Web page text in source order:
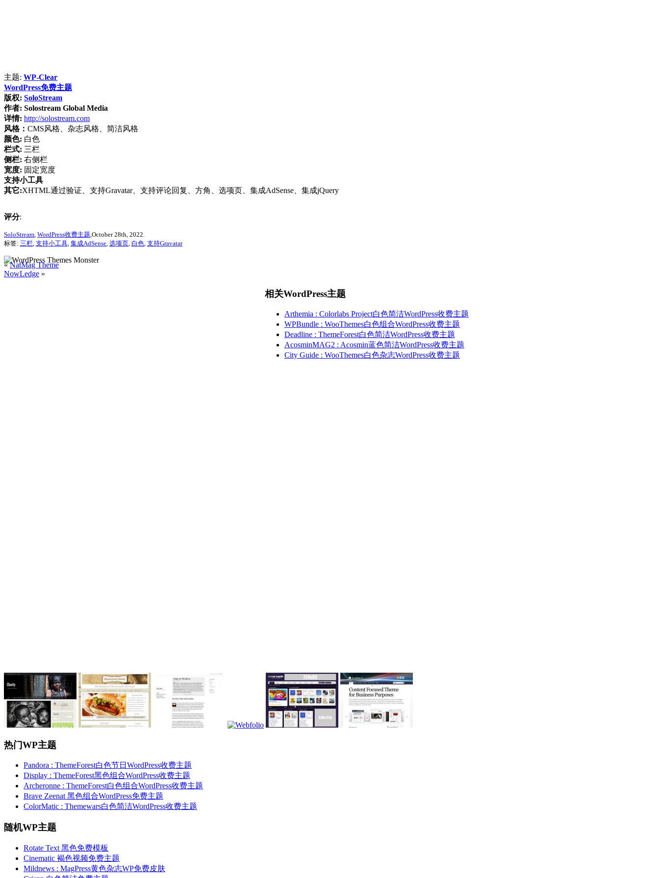
主题: WP-Clear
WordPress免费主题
版权: SoloStream
作者: Solostream Global Media
详情: http://solostream.com
风格： CMS风格、杂志风格、简洁风格
颜色: 白色
栏式: 三栏
侧栏: 右侧栏
宽度: 固定宽度
支持小工具
其它:XHTML通过验证、支持Gravatar、支持评论回复、方角、选项页、集成AdSense、集成jQuery
评分:
SoloStream WordPress收费主题 ,October 28th, 2022.
标签: 三栏 支持小工具 集成AdSense 选项页 白色 支持Gravatar
«NatMag Theme
NowLedge »
相关WordPress主题
Arthemia : Colorlabs Project白色简洁WordPress收费主题
WPBundle : WooThemes白色组合WordPress收费主题
Deadline : ThemeForest白色简洁WordPress收费主题
AcosminMAG2 : Acosmin蓝色简洁WordPress收费主题
City Guide : WooThemes白色杂志WordPress收费主题
热门WP主题
Pandora : ThemeForest白色节日WordPress收费主题
Display : ThemeForest黑色组合WordPress收费主题
Archeronne : ThemeForest白色组合WordPress收费主题
Brave Zeenat 黑色组合WordPress免费主题
ColorMatic : Themewars白色简洁WordPress收费主题
随机WP主题
Rotate Text 黑色免费模板
Cinematic 褐色视频免费主题
Mildnews : MagPress黄色杂志WP免费皮肤